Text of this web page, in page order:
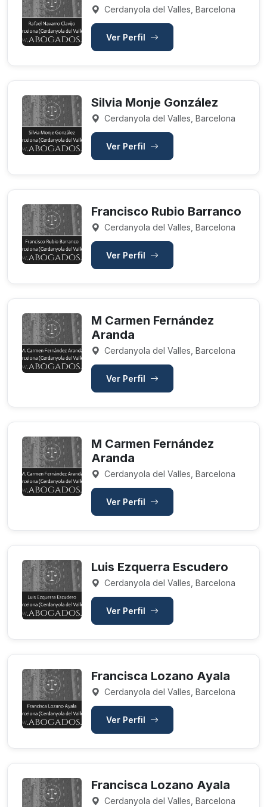
Cerdanyola del Valles, Barcelona
Ver Perfil
Silvia Monje González
Cerdanyola del Valles, Barcelona
Ver Perfil
Francisco Rubio Barranco
Cerdanyola del Valles, Barcelona
Ver Perfil
M Carmen Fernández
Aranda
Cerdanyola del Valles, Barcelona
Ver Perfil
M Carmen Fernández
Aranda
Cerdanyola del Valles, Barcelona
Ver Perfil
Luis Ezquerra Escudero
Cerdanyola del Valles, Barcelona
Ver Perfil
Francisca Lozano Ayala
Cerdanyola del Valles, Barcelona
Ver Perfil
Francisca Lozano Ayala
Cerdanyola del Valles, Barcelona